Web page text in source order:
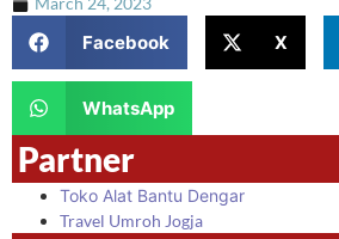
Facebook X
WhatsApp
Partner
Toko Alat Bantu Dengar
Travel Umroh Jogja